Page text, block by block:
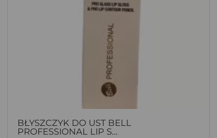
BŁYSZCZYK DO UST BELL
PROFESSIONAL LIP S...